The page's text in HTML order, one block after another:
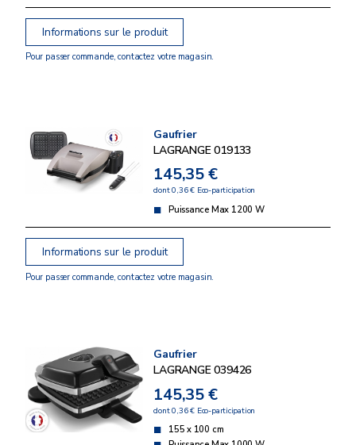
Informations sur le produit
Pour passer commande, contactez votre magasin.
Gaufrier
LAGRANGE 019133
145,35 €
dont 0,36 € Eco-participation
Puissance Max 1200 W
Informations sur le produit
Pour passer commande, contactez votre magasin.
Gaufrier
LAGRANGE 039426
145,35 €
dont 0,36 € Eco-participation
155 x 100 cm